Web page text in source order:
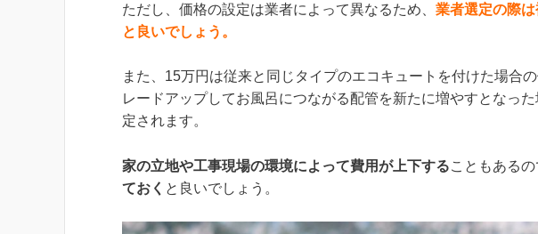
ただし、価格の設定は業者によって異なるため、 業者選定の際
と良いでしょう。
また、15万円は従来と同じタイプのエコキュートを付けた場合
レードアップしてお風呂につながる配管を新たに増やすとなっ
定されます。
家の立地や工事現場の環境によって費用が上下することもあるの
ておく と良いでしょう。